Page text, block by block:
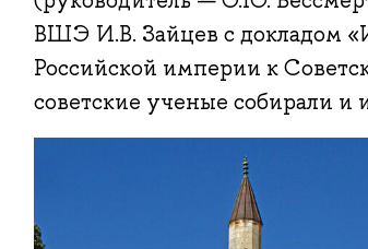
ВШЭ И.В. Зайцев с докладом
Российской империи к
советские ученые собирали